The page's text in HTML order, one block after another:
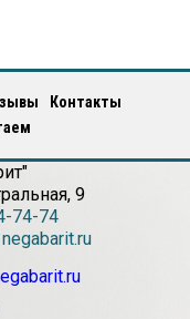
Контакты
9
74-74